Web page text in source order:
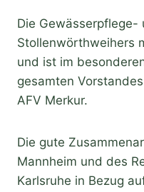
Die Gewässerpflege-
Stollenwörthweihers
und ist im
gesamten
AFV Merkur.
Die gute
Mannheim und des
Karlsruhe in Bezug